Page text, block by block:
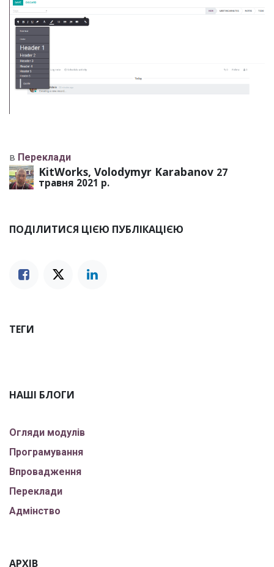
в Переклади
KitWorks, Volodymyr Karabanov 27
травня 2021 р.
ПОДІЛИТИСЯ ЦІЄЮ ПУБЛІКАЦІЄЮ
ТЕГИ
НАШІ БЛОГИ
Огляди модулів
Програмування
Впровадження
Переклади
Адмінство
АРХІВ